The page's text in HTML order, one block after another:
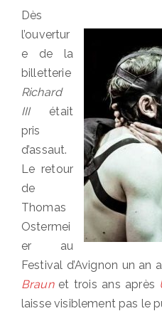
Dès
l’ouvertur
e de la
billetterie
Richard
IIIétait
pris
d’assaut.
Le retour
de
Thomas
Ostermei
er au
Festival d’Avignon un an
Braunet trois ans après
laisse visiblement pas le